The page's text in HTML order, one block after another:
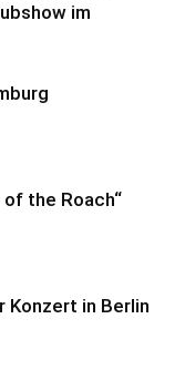
im
of the Roach“
Konzert in Berlin